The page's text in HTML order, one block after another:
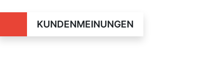
KUNDENMEINUNGEN